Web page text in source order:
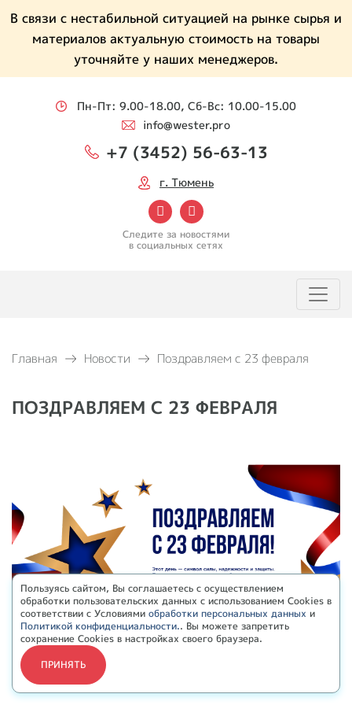
В связи с нестабильной ситуацией на рынке сырья и
материалов актуальную стоимость на товары
уточняйте у наших менеджеров.
Пн-Пт: 9.00-18.00, Сб-Вс: 10.00-15.00
info@wester.pro
+7 (3452) 56-63-13
г. Тюмень
Следите за новостями
в социальных сетях
Главная Новости Поздравляем с 23 февраля
ПОЗДРАВЛЯЕМ С 23 ФЕВРАЛЯ
Пользуясь сайтом, Вы соглашаетесь с осуществлением
обработки пользовательских данных с использованием Cookies в
соответствии с Условиями обработки персональных данных и
Политикой конфиденциальности.. Вы можете запретить
сохранение Cookies в настройках своего браузера.
ПРИНЯТЬ